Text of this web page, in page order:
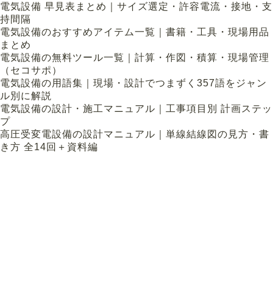
電気設備 早見表まとめ｜サイズ選定・許容電流・接地・支
持間隔
電気設備のおすすめアイテム一覧｜書籍・工具・現場用品
まとめ
電気設備の無料ツール一覧｜計算・作図・積算・現場管理
（セコサポ）
電気設備の用語集｜現場・設計でつまずく357語をジャン
ル別に解説
電気設備の設計・施工マニュアル｜工事項目別 計画ステッ
プ
高圧受変電設備の設計マニュアル｜単線結線図の見方・書
き方 全14回＋資料編